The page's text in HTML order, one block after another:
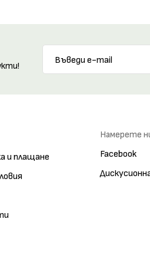
и плащане
Намерете
Facebook